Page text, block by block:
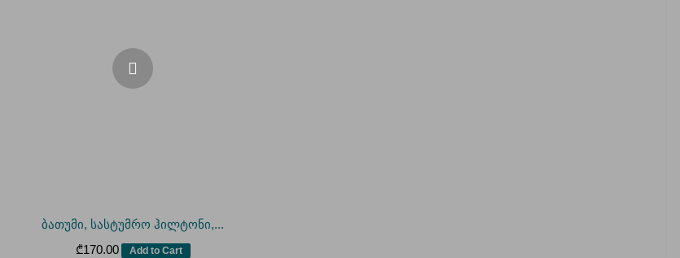
ბათუმი, სასტუმრო ჰილტონი,...
₾170.00 Add to Cart